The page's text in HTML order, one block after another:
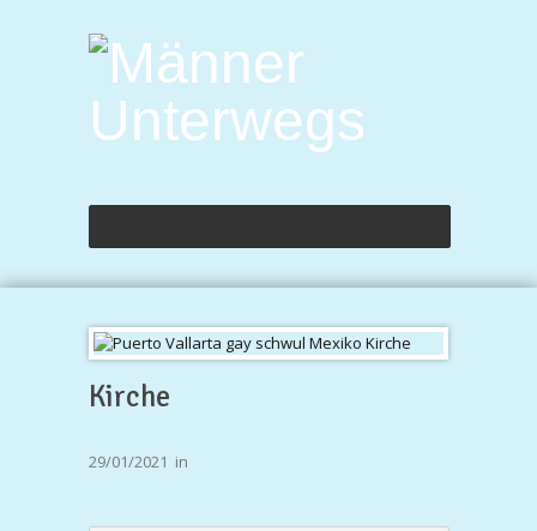
Kirche
29/01/2021 in